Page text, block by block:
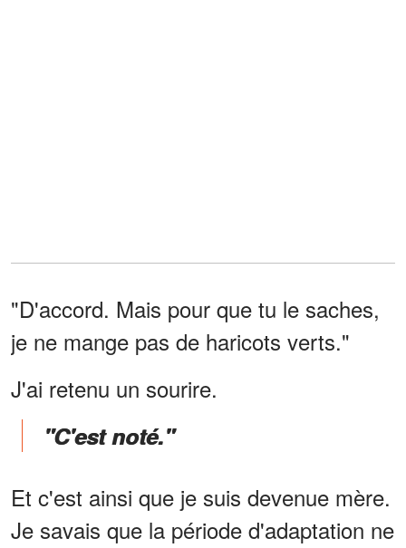
"D'accord. Mais pour que tu le saches,
je ne mange pas de haricots verts."
J'ai retenu un sourire.
"C'est noté."
Et c'est ainsi que je suis devenue mère.
Je savais que la période d'adaptation ne